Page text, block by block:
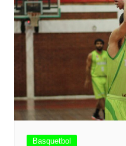
Basquetbol